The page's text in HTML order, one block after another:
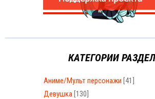
КАТЕГОРИИ
Аниме/Мульт персонажи [41]
Девушка [130]